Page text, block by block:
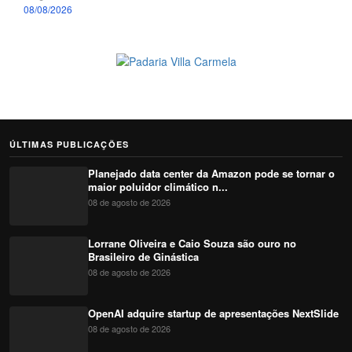
08/08/2026
ÚLTIMAS PUBLICAÇÕES
Planejado data center da Amazon pode se tornar o
maior poluidor climático n...
08 de agosto de 2026
Lorrane Oliveira e Caio Souza são ouro no
Brasileiro de Ginástica
08 de agosto de 2026
OpenAI adquire startup de apresentações NextSlide
08 de agosto de 2026